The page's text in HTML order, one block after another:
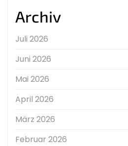
Archiv
Juli 2026
Juni 2026
Mai 2026
April 2026
März 2026
Februar 2026